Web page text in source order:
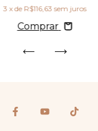
3 x de R$116,63 sem juros
Comprar